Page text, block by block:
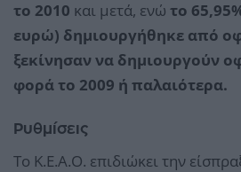
το 2010 και μετά, ενώ το
ευρώ) δημιουργήθηκε από
ξεκίνησαν να δημιουργούν
φορά το 2009 ή παλαιότερα.
Ρυθμίσεις
Το Κ.Ε.Α.Ο. επιδιώκει την